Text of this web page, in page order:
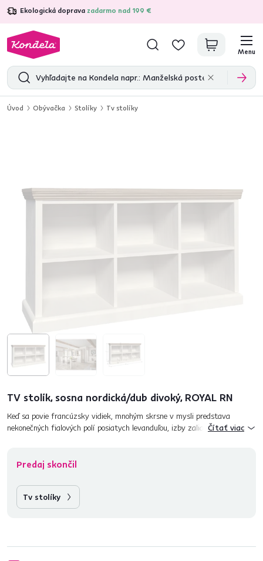
Ekologická doprava zadarmo nad 199 €
4,7 31 157overených produktových recenzií
Menu
Úvod Obývačka Stolíky Tv stolíky
TV stolík, sosna nordická/dub divoký, ROYAL RN
Keď sa povie francúzsky vidiek, mnohým skrsne v mysli predstava
nekonečných fialových polí posiatych levanduľou, izby zaliate slnkom a
Čítať viac
Predaj skončil
Tv stolíky